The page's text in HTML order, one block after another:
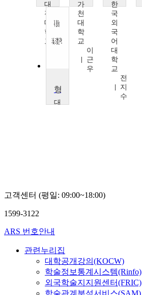
대
전
대
학
교
가
천
대
학
교
이
근
우
한
국
외
국
어
대
학
교
전
지
수
대
고객센터 (평일: 09:00~18:00)
1599-3122
ARS 번호안내
관련누리집
대학공개강의(KOCW)
학술정보통계시스템(Rinfo)
외국학술지지원센터(FRIC)